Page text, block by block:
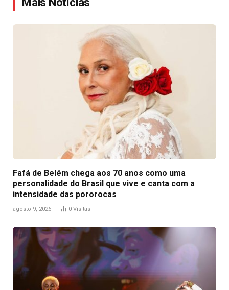
Fafá de Belém chega aos 70 anos como uma
personalidade do Brasil que vive e canta com a
intensidade das pororocas
agosto 9, 2026 0 Visitas